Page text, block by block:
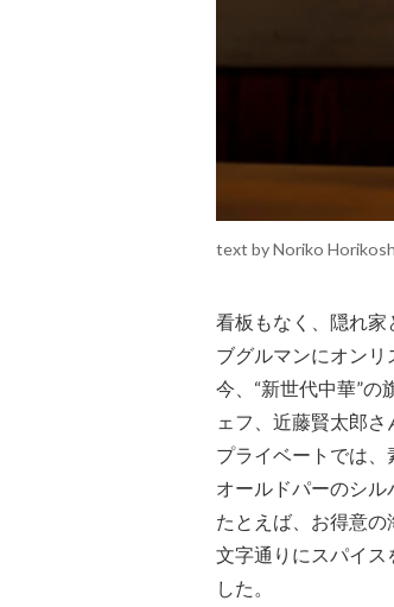
text by Noriko
看板もなく、隠れ
ブグルマンにオンリ
今、“新世代中華”
ェフ、近藤賢太郎さ
プライベートでは、
オールドパーのシル
たとえば、お得意の
文字通りにスパイス
した。